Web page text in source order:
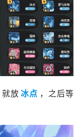
就放 冰点 ，之后等